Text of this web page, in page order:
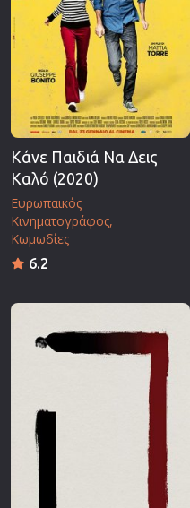
Κάνε Παιδιά Να Δεις
Καλό (2020)
Ευρωπαικός
Κινηματογράφος
Κωμωδίες
6.2